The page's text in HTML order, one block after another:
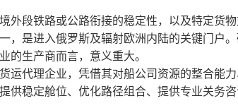
段铁路或公路衔接的稳定性，以及特定货
是进入俄罗斯及辐射欧洲内陆的关键门户
的生产商而言，意义重大。
代理企业，凭借其对船公司资源的整合能
稳定舱位、优化路径组合、提供专业关务